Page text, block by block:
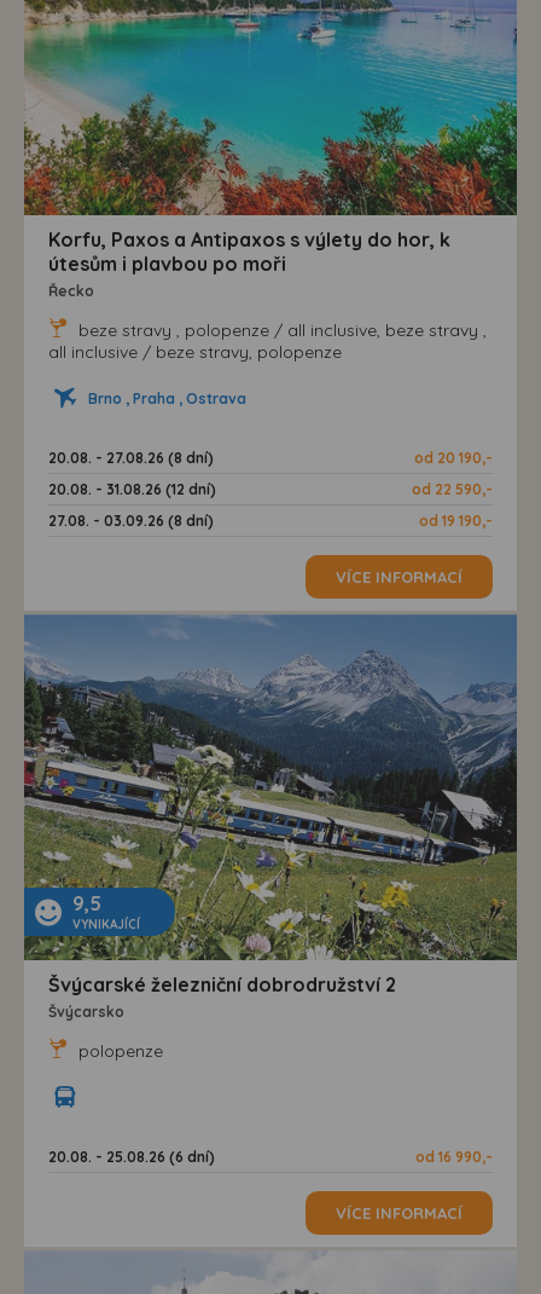
Korfu, Paxos a Antipaxos s výlety do hor, k
útesům i plavbou po moři
Řecko
beze stravy , polopenze / all inclusive, beze stravy ,
all inclusive / beze stravy, polopenze
Brno , Praha , Ostrava
20.08. - 27.08.26 (8 dní)
od 20 190,-
20.08. - 31.08.26 (12 dní)
od 22 590,-
27.08. - 03.09.26 (8 dní)
od 19 190,-
VÍCE INFORMACÍ
9,5
VYNIKAJÍCÍ
Švýcarské železniční dobrodružství 2
Švýcarsko
polopenze
20.08. - 25.08.26 (6 dní) od 16 990,-
VÍCE INFORMACÍ